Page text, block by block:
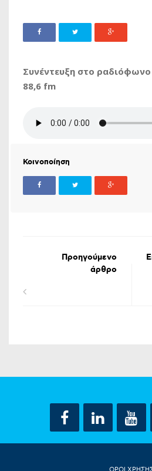
Συνέντευξη στο ραδιόφωνο
88,6 fm
Κοινοποίηση
Προηγούμενο
άρθρο